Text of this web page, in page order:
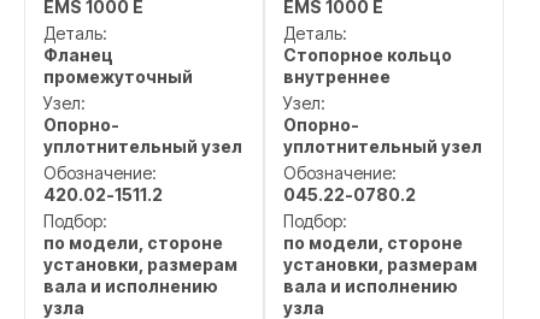
EMS 1000 E
Деталь:
Фланец
промежуточный
Узел:
Опорно-
уплотнительный узел
Обозначение:
420.02-1511.2
Подбор:
по модели, стороне
установки, размерам
вала и исполнению
узла
EMS 1000 E
Деталь:
Стопорное кольцо
внутреннее
Узел:
Опорно-
уплотнительный узел
Обозначение:
045.22-0780.2
Подбор:
по модели, стороне
установки, размерам
вала и исполнению
узла